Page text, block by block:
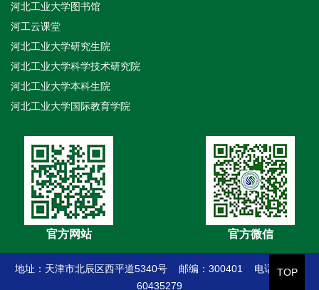
TOP
河北工业大学图书馆
河工云课堂
河北工业大学研究生院
河北工业大学科学技术研究院
河北工业大学本科生院
河北工业大学国际教育学院
官方网站 官方微信
地址：天津市北辰区西平道5340号 邮编：300401 电话：022-
60435279